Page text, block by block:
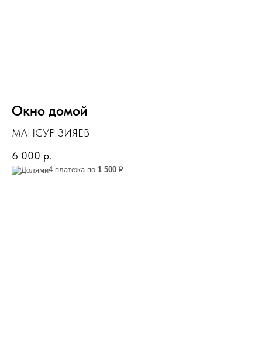
Окно домой
МАНСУР ЗИЯЕВ
6 000 р.
4 платежа по 1 500 ₽